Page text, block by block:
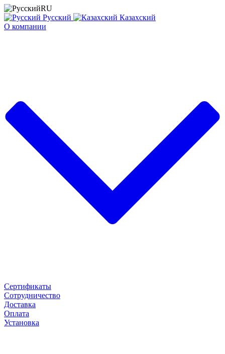
RU
Русский
Казахский
О компании
Сертификаты
Сотрудничество
Доставка
Оплата
Установка